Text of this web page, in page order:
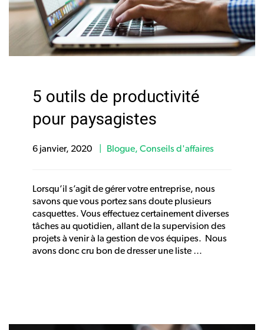
5 outils de productivité
pour paysagistes
6 janvier, 2020 Blogue, Conseils d'affaires
Lorsqu’il s’agit de gérer votre entreprise, nous
savons que vous portez sans doute plusieurs
casquettes. Vous effectuez certainement diverses
tâches au quotidien, allant de la supervision des
projets à venir à la gestion de vos équipes. Nous
avons donc cru bon de dresser une liste …